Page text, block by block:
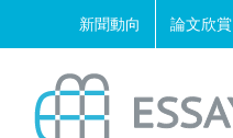
新聞動向 論文欣賞